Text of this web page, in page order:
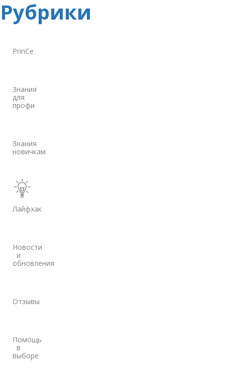
Рубрики
PrinCe
Знания
для
профи
Знания
новичкам
Лайфхак
Новости
и
обновления
Отзывы
Помощь
в
выборе